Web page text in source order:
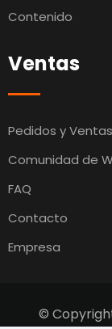
Contenido
Ventas
Pedidos y Ventas
Comunidad de
FAQ
Contacto
Empresa
©